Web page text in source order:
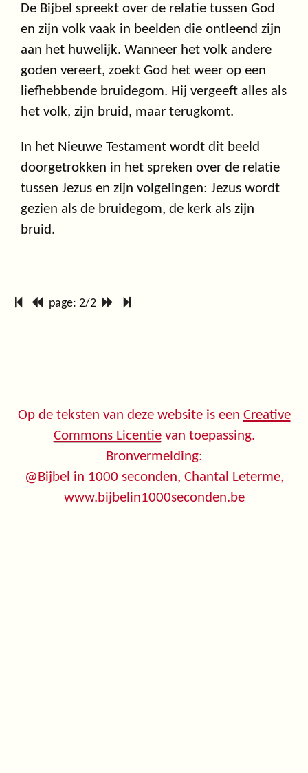
De Bijbel spreekt over de relatie tussen God
en zijn volk vaak in beelden die ontleend zijn
aan het huwelijk. Wanneer het volk andere
goden vereert, zoekt God het weer op een
liefhebbende bruidegom. Hij vergeeft alles als
het volk, zijn bruid, maar terugkomt.
In het Nieuwe Testament wordt dit beeld
doorgetrokken in het spreken over de relatie
tussen Jezus en zijn volgelingen: Jezus wordt
gezien als de bruidegom, de kerk als zijn
bruid.
page: 2/2
Op de teksten van deze website is een Creative
Commons Licentievan toepassing.
Bronvermelding:
@Bijbel in 1000 seconden, Chantal Leterme,
www.bijbelin1000seconden.be